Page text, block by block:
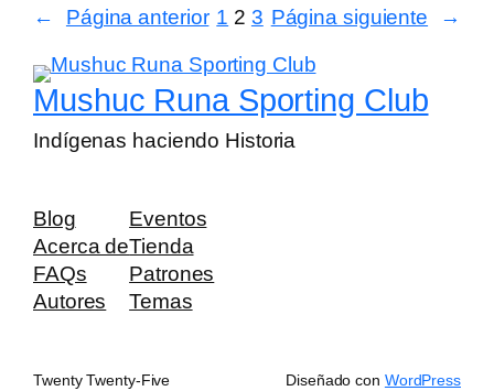
← Página anterior 1 2 3 Página siguiente →
Mushuc Runa Sporting Club
Indígenas haciendo Historia
Blog
Acerca de
FAQs
Autores
Eventos
Tienda
Patrones
Temas
Twenty Twenty-Five Diseñado con WordPress